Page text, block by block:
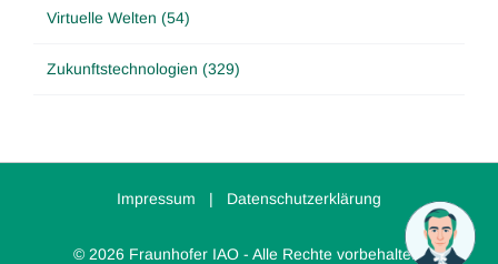
Virtuelle Welten (54)
Zukunftstechnologien (329)
Impressum | Datenschutzerklärung
© 2026 Fraunhofer IAO - Alle Rechte vorbehalten.